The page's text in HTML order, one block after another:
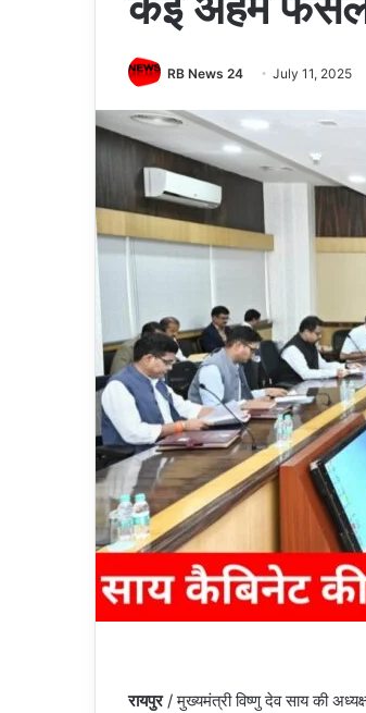
RB News 24 July 11, 2025
रायपुर/ मुख्यमंत्री विष्णु देव साय की